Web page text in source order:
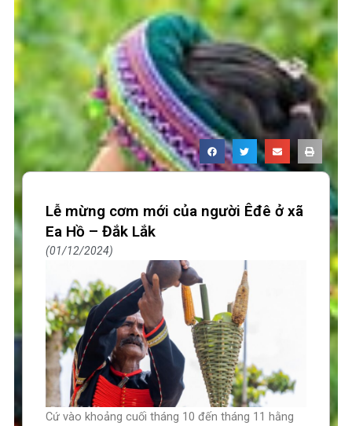
Lễ mừng cơm mới của người Êđê ở xã
Ea Hồ – Đắk Lắk
01/12/2024
Cứ vào khoảng cuối tháng 10 đến tháng 11 hằng